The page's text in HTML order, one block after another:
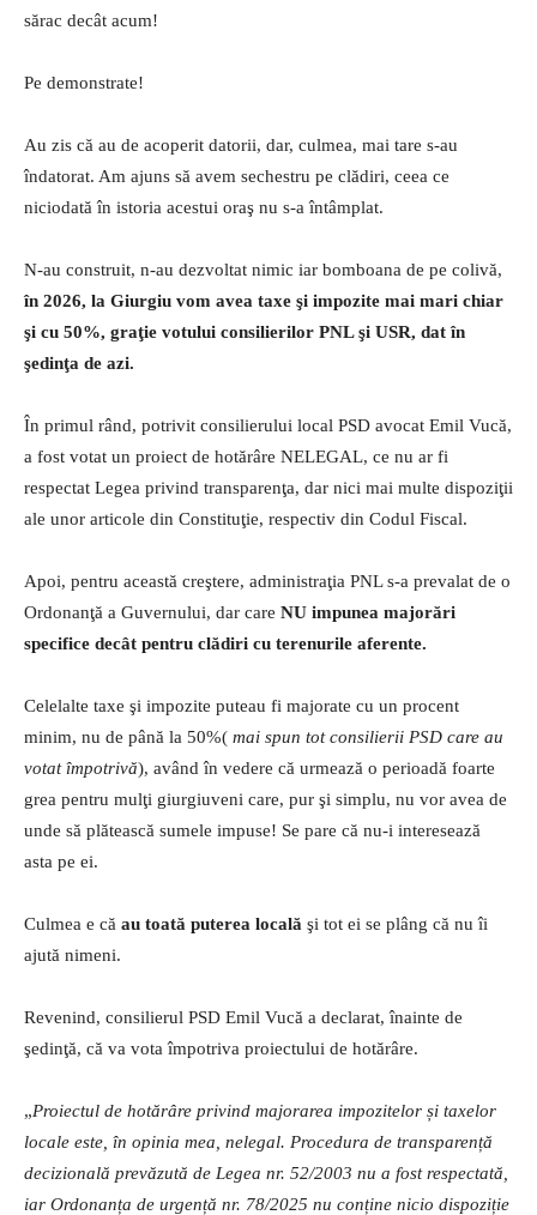
sărac decât acum!
Pe demonstrate!
Au zis că au de acoperit datorii, dar, culmea, mai tare s-au
îndatorat. Am ajuns să avem sechestru pe clădiri, ceea ce
niciodată în istoria acestui oraş nu s-a întâmplat.
N-au construit, n-au dezvoltat nimic iar bomboana de pe colivă,
în 2026, la Giurgiu vom avea taxe şi impozite mai mari chiar
şi cu 50%, graţie votului consilierilor PNL şi USR, dat în
şedinţa de azi.
În primul rând, potrivit consilierului local PSD avocat Emil Vucă,
a fost votat un proiect de hotărâre NELEGAL, ce nu ar fi
respectat Legea privind transparenţa, dar nici mai multe dispoziţii
ale unor articole din Constituţie, respectiv din Codul Fiscal.
Apoi, pentru această creştere, administraţia PNL s-a prevalat de o
Ordonanţă a Guvernului, dar care NU impunea majorări
specifice decât pentru clădiri cu terenurile aferente.
Celelalte taxe şi impozite puteau fi majorate cu un procent
minim, nu de până la 50%( mai spun tot consilierii PSD care au
votat împotrivă), având în vedere că urmează o perioadă foarte
grea pentru mulţi giurgiuveni care, pur şi simplu, nu vor avea de
unde să plătească sumele impuse! Se pare că nu-i interesează
asta pe ei.
Culmea e că au toată puterea locală şi tot ei se plâng că nu îi
ajută nimeni.
Revenind, consilierul PSD Emil Vucă a declarat, înainte de
şedinţă, că va vota împotriva proiectului de hotărâre.
„Proiectul de hotărâre privind majorarea impozitelor și taxelor
locale este, în opinia mea, nelegal. Procedura de transparență
decizională prevăzută de Legea nr. 52/2003 nu a fost respectată,
iar Ordonanța de urgență nr. 78/2025 nu conține nicio dispoziție